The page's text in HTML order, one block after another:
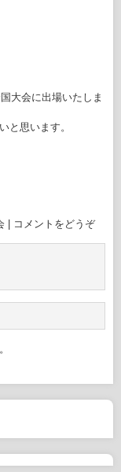
大会に出場いたしま
と思います。
コメントをどうぞ